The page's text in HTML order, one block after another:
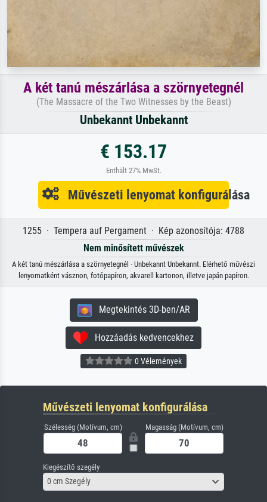
A két tanú mészárlása a szörnyetegnél
(The Massacre of the Two Witnesses by the Beast)
Unbekannt Unbekannt
€ 153.17
Enthält 27% MwSt.
Művészeti lenyomat konfigurálása
1255 · Tempera auf Pergament · Kép azonosítója: 4788
Nem minősített művészek
A két tanú mészárlása a szörnyetegnél · Unbekannt Unbekannt. Elérhető művészi
lenyomatként vásznon, fotópapíron, akvarell kartonon, illetve japán papíron.
Megtekintés 3D-ben/AR
Hozzáadás kedvencekhez
0 Vélemények
Művészeti lenyomat konfigurálása
Szélesség (Motívum, cm) Magasság (Motívum, cm)
Kiegészítő szegély
0 cm Szegély